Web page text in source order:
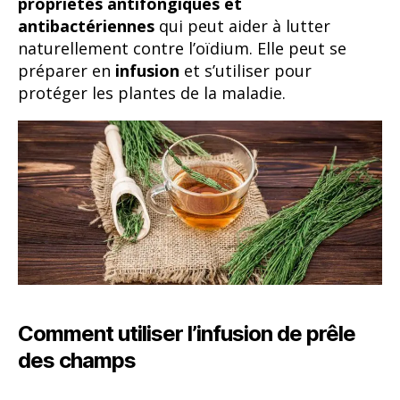
antibactériennes qui peut aider à lutter
naturellement contre l’oïdium. Elle peut se
préparer en infusion et s’utiliser pour
protéger les plantes de la maladie.
Comment utiliser l’infusion de prêle
des champs